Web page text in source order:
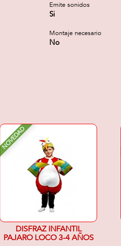
Emite sonidos
Si
Montaje necesario
No
NOVEDAD
DISFRAZ INFANTIL
PAJARO LOCO 3-4 AÑOS